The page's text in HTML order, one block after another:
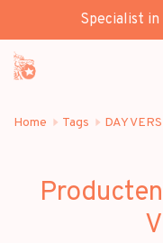
Specialist in
Home Tags DAY